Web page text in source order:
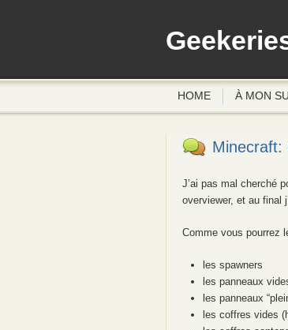
HOME À MON
Minecraft:
J’ai pas mal cherché
overviewer, et au final
Comme vous pourrez
les spawners
les panneaux
les panneaux
les coffres vides